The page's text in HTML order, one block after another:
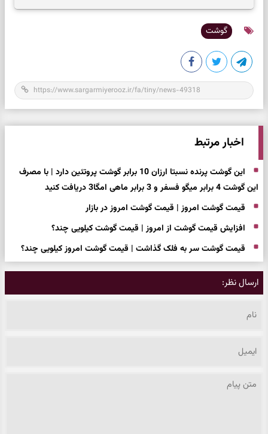
گوشت
اخبار مرتبط
این گوشت پرنده نسبتا ارزان 10 برابر گوشت پروتئین دارد | با مصرف
این گوشت 4 برابر میگو فسفر و 3 برابر ماهی امگا3 دریافت کنید
قیمت گوشت امروز | قیمت گوشت امروز در بازار
افزایش قیمت گوشت از امروز | قیمت گوشت کیلویی چند؟
قیمت گوشت سر به فلک گذاشت | قیمت گوشت امروز کیلویی چند؟
ارسال نظر: